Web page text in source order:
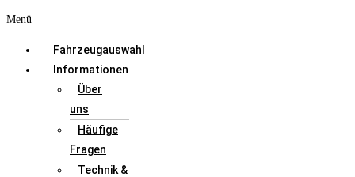
Menü
Fahrzeugauswahl
Informationen
Über
uns
Häufige
Fragen
Technik &